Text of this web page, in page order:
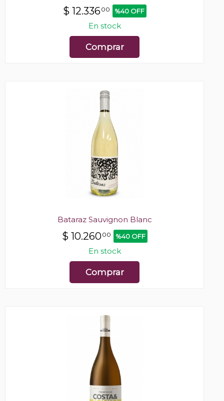
$ 12.33600 %40 OFF
En stock
Comprar
Bataraz Sauvignon Blanc
$ 10.26000 %40 OFF
En stock
Comprar